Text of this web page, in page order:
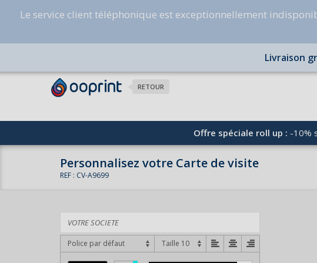
Le service client téléphonique est exceptionnellement
Livraison
RETOUR
Offre spéciale roll up : -10%
Personnalisez votre Carte de visite
REF : CV-A9699
Police par défaut